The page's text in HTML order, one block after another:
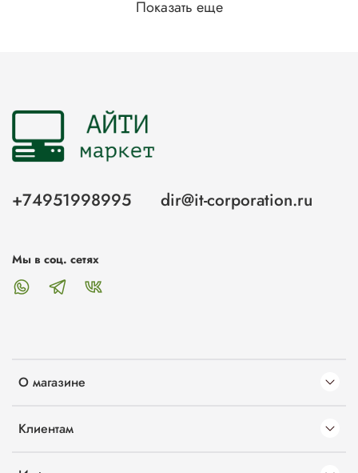
Показать еще
О магазине
Клиентам
+74951998995 dir@it-corporation.ru
Мы в соц. сетях